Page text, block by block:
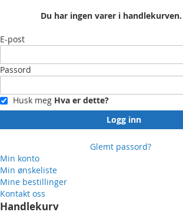
Du har ingen varer i handlekurven.
E-post
Passord
Husk meg Hva er dette?
Logg inn
Glemt passord?
Min konto
Min ønskeliste
Mine bestillinger
Kontakt oss
Handlekurv